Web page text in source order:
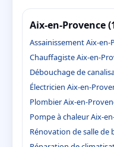
Aix-en-Provence
Assainissement Aix-en-
Chauffagiste Aix-en-
Débouchage de
Électricien Aix-en-
Plombier Aix-en-
Pompe à chaleur Aix-
Rénovation de salle de